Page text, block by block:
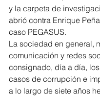
y la carpeta de
abrió contra Enrique
caso PEGASUS.
La sociedad en general,
comunicación y redes
consignado, día a día,
casos de corrupción e
a lo largo de siete años